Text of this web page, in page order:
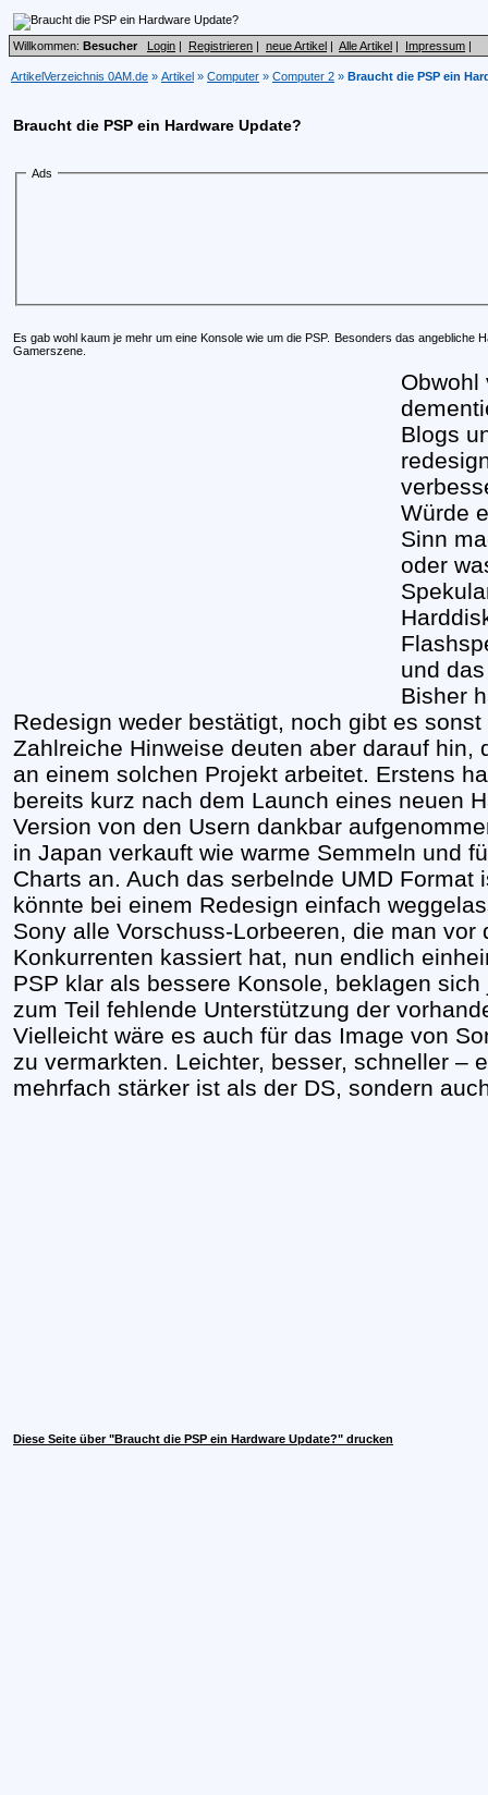
Willkommen: Besucher Login | Registrieren | neue Artikel | Alle Artikel | Impressum |
ArtikelVerzeichnis 0AM.de » Artikel » Computer » Computer 2 » Braucht die PSP ein
Braucht die PSP ein Hardware Update?
Ads
Es gab wohl kaum je mehr um eine Konsole wie um die PSP. Besonders das
Gamerszene.
Obwohl
Blogs
Würde
Sinn
oder
und
Bisher
Redesign weder bestätigt, noch gibt es
Zahlreiche Hinweise deuten aber darauf hin,
an einem solchen Projekt arbeitet. Erstens
bereits kurz nach dem Launch eines neuen
Version von den Usern dankbar
in Japan verkauft wie warme Semmeln und
Charts an. Auch das serbelnde UMD
könnte bei einem Redesign einfach
Sony alle Vorschuss-Lorbeeren, die man vor
Konkurrenten kassiert hat, nun endlich
PSP klar als bessere Konsole, beklagen
zum Teil fehlende Unterstützung der
Vielleicht wäre es auch für das Image von
zu vermarkten. Leichter, besser, schneller –
mehrfach stärker ist als der DS, sondern
Diese Seite über "Braucht die PSP ein Hardware Update?" drucken